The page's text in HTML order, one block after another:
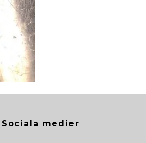
Sociala medier